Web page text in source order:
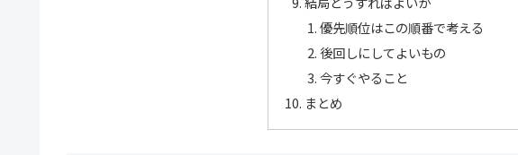
優先順位はこの順番で考える
後回しにしてよいもの
今すぐやること
まとめ